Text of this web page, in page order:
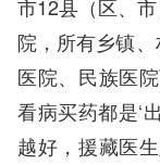
市12县（区、
院，所有乡镇
医院、民族医
看病买药都是‘
越好，援藏医